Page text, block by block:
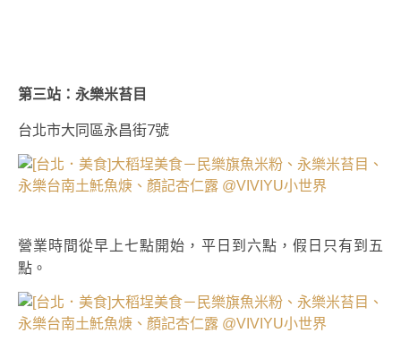
第三站：永樂米苔目
台北市大同區永昌街7號
營業時間從早上七點開始，平日到六點，假日只有到五
點。